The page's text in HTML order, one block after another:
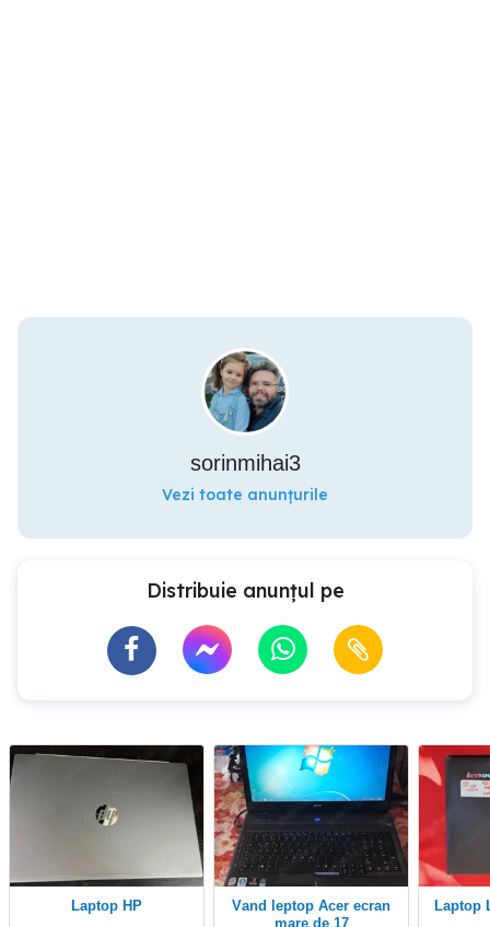
sorinmihai3
Vezi toate anunțurile
Distribuie anunțul pe
Laptop HP
Vand leptop Acer ecran
mare de 17